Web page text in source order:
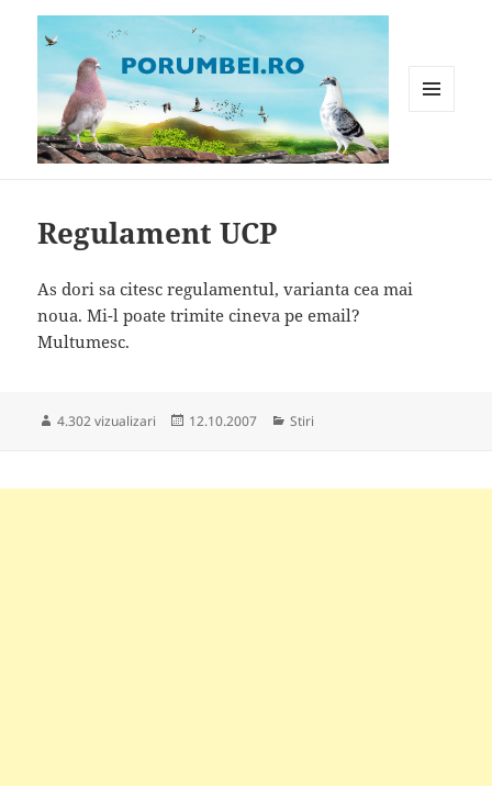
Regulament UCP
As dori sa citesc regulamentul, varianta cea mai
noua. Mi-l poate trimite cineva pe email?
Multumesc.
4.302 vizualizari
Publicat
12.10.2007 Categorii
Stiri